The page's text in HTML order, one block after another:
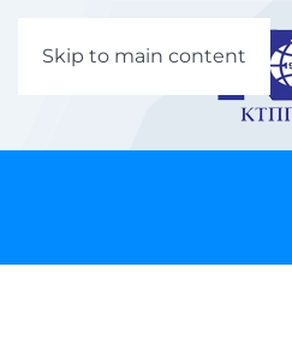
Skip to main content